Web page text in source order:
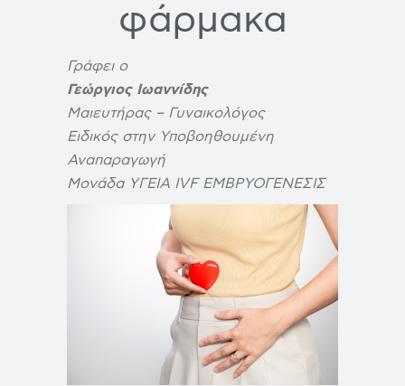
φάρμακα
Γράφει ο
Γεώργιος Ιωαννίδης
Μαιευτήρας – Γυναικολόγος
Ειδικός στην Υποβοηθουμένη
Αναπαραγωγή
Μονάδα ΥΓΕΙΑ IVF ΕΜΒΡΥΟΓΕΝΕΣΙΣ